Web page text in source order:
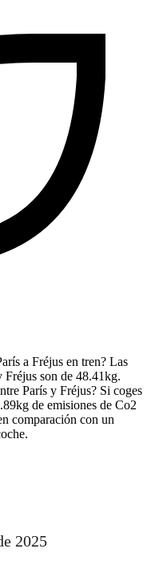
a Fréjus en tren? Las
Fréjus son de 48.41kg.
París y Fréjus? Si coges
de emisiones de Co2
comparación con un
2025